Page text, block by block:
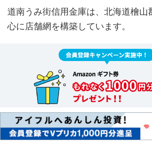
道南うみ街信用金庫は、北海道檜山
心に店舗網を構築しています。